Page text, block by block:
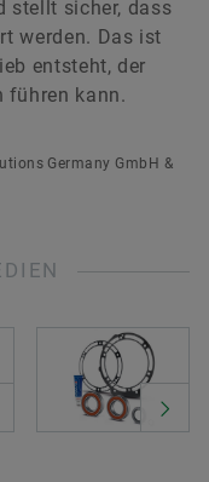
stellt sicher, dass
werden. Das ist
entsteht, der
führen kann.
Germany GmbH &